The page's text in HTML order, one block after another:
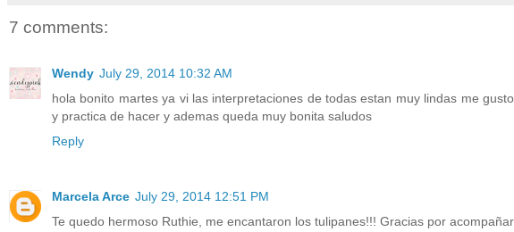
7 comments:
Wendy July 29, 2014 10:32 AM
hola bonito martes ya vi las interpretaciones de todas estan muy lindas me
y practica de hacer y ademas queda muy bonita saludos
Reply
Marcela Arce July 29, 2014 12:51 PM
Te quedo hermoso Ruthie, me encantaron los tulipanes!!! Gracias por